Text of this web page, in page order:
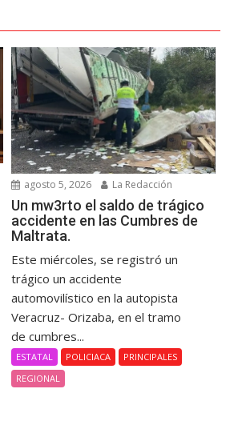
agosto 5, 2026 La Redacción
Un mw3rto el saldo de trágico
accidente en las Cumbres de
Maltrata.
Este miércoles, se registró un
trágico un accidente
automovilístico en la autopista
Veracruz- Orizaba, en el tramo
de cumbres...
ESTATAL POLICIACA
PRINCIPALES
REGIONAL